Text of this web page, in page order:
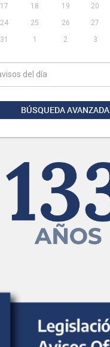
17 18 19 20
24 25 26 27
31 1 2 3
BÚSQUEDA AVANZADA